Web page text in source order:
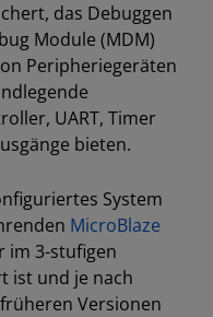
das Debuggen
Module (MDM)
Peripheriegeräten
UART, Timer
bieten.
System
MicroBlaze
im 3-stufigen
ist und je nach
Versionen